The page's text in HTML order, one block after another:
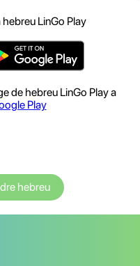
LinGo Play
de hebreu LinGo Play a
Play
hebreu